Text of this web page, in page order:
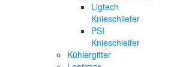
Ligtech
Knieschliefer
PSI
Knieschleifer
Kühlergitter